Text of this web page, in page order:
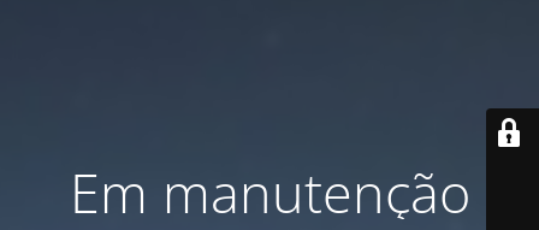
Em manutenção